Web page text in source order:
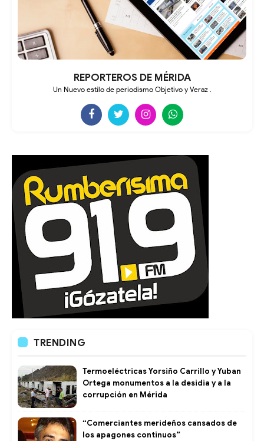
REPORTEROS DE MÉRIDA
Un Nuevo estilo de periodismo Objetivo y Veraz .
TRENDING
Termoeléctricas Yorsiño Carrillo y Yuban
Ortega monumentos a la desidia y a la
corrupción en Mérida
“Comerciantes merideños cansados de
los apagones continuos”